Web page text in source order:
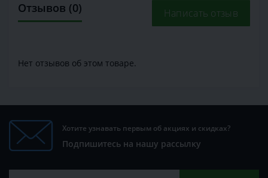
Отзывов (0) Написать отзыв
Нет отзывов об этом товаре.
Хотите узнавать первым об акциях и скидках?
Подпишитесь на нашу рассылку